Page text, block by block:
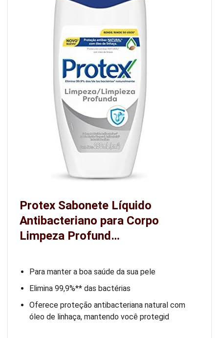
Protex Sabonete Líquido
Antibacteriano para Corpo
Limpeza Profund…
Para manter a boa saúde da sua pele
Elimina 99,9%** das bactérias
Oferece proteção antibacteriana natural com
óleo de linhaça, mantendo você protegid